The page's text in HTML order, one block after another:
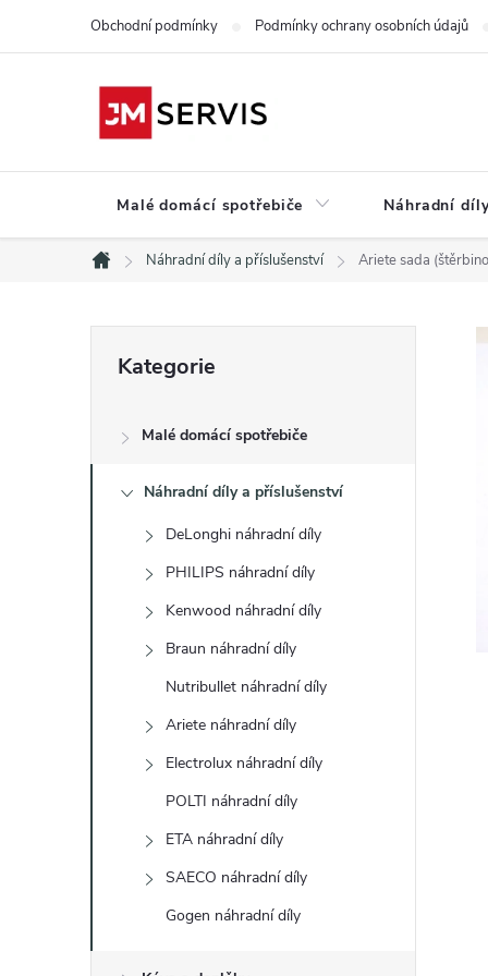
Obchodní podmínky Podmínky ochrany osobních údajů
Malé domácí spotřebiče Náhradní
Domů
Náhradní díly a příslušenství Ariete sada
s
n
kategorie
Kategorie
Malé domácí spotřebiče
Náhradní díly a příslušenství
DeLonghi náhradní díly
PHILIPS náhradní díly
Kenwood náhradní díly
Braun náhradní díly
Nutribullet náhradní díly
Ariete náhradní díly
Electrolux náhradní díly
POLTI náhradní díly
ETA náhradní díly
SAECO náhradní díly
Gogen náhradní díly